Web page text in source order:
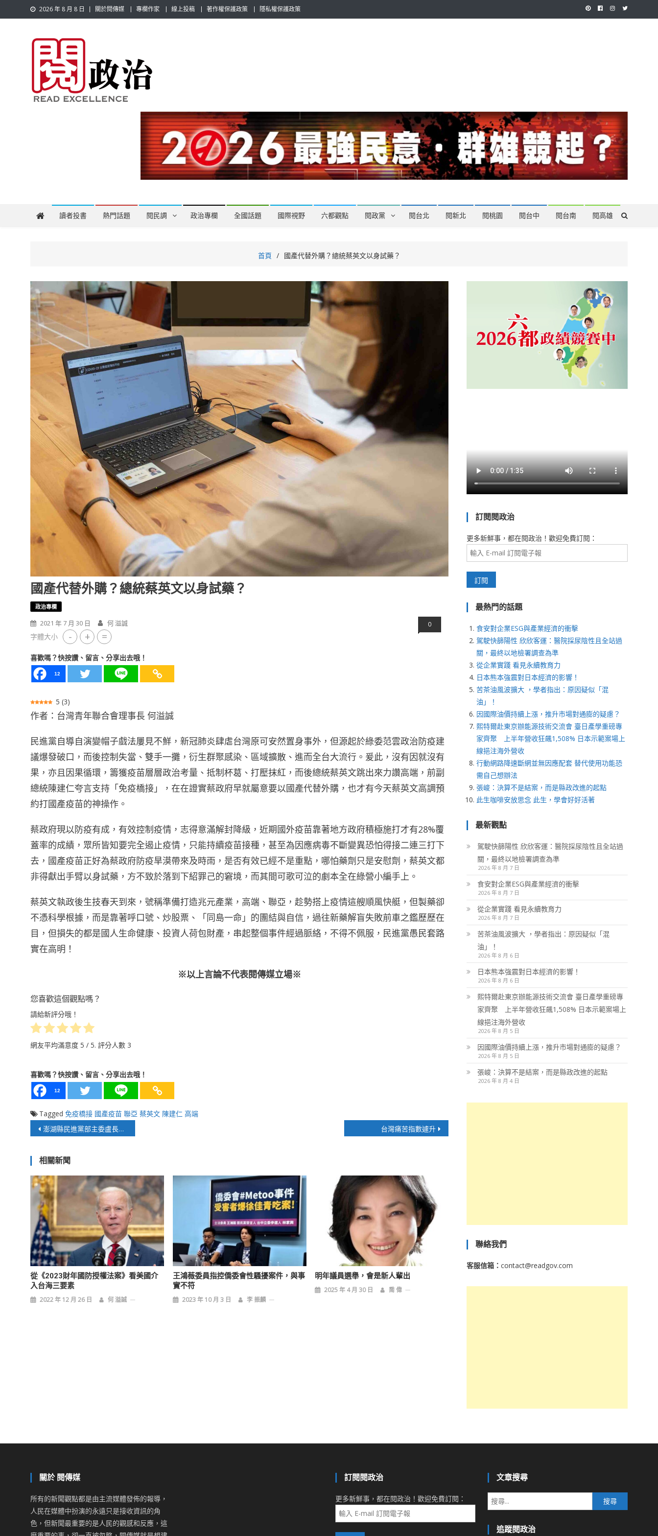
to
2026 年 8 月 8 日 關於閱傳媒 專欄作家 線上投稿 著作權保護政策 隱私權保護政策
閱政治 Read Gov News
讀者投書 熱門話題 閱民調 政治專欄 全國話題 國際視野 六都觀點 閱政黨 閱台北 閱新北 閱桃園 閱台中 閱台南 閱高雄
首頁 國產代替外購？總統蔡英文以身試藥？
國產代替外購？總統蔡英文以身試藥？
政治專欄
2021 年 7 月 30 日 何 溢誠 0
字體大小 - + =
喜歡嗎？快按讚、留言、分享出去哦！
12
5 (3)
作者：台灣青年聯合會理事長 何溢誠
民進黨自導自演變帽子戲法屢見不鮮，新冠肺炎肆虐台灣原可安然置身事外，但源起於綠委范雲政治防疫建
議爆發破口，而後控制失當、雙手一攤，衍生群聚感染、區域擴散、進而全台大流行。爰此，沒有因就沒有
果，亦且因果循環，籌獲疫苗層層政治考量、抵制杯葛、打壓抹紅，而後總統蔡英文跳出來力讚高端，前副
總統陳建仁夸言支持「免疫橋接」，在在證實蔡政府早就屬意要以國產代替外購，也才有今天蔡英文高調預
約打國產疫苗的神操作。
蔡政府現以防疫有成，有效控制疫情，志得意滿解封降級，近期國外疫苗靠著地方政府積極施打才有28%覆
蓋率的成績，眾所皆知要完全遏止疫情，只能持續疫苗接種，甚至為因應病毒不斷變異恐怕得接二連三打下
去，國產疫苗正好為蔡政府防疫旱漠帶來及時雨，是否有效已經不是重點，哪怕藥劑只是安慰劑，蔡英文都
非得獻出手臂以身試藥，方不致於落到下紹罪己的窘境，而其間可歌可泣的劇本全在綠營小編手上。
蔡英文執政後生技春天到來，號稱準備打造兆元產業，高端、聯亞，趁勢搭上疫情這艘順風快艇，但製藥卻
不憑科學根據，而是靠著呼口號、炒股票、「同島一命」的團結與自信，過往新藥解盲失敗前車之鑑歷歷在
目，但損失的都是國人生命健康、投資人荷包財產，串起整個事件經過脈絡，不得不佩服，民進黨愚民套路
實在高明！
※以上言論不代表閱傳媒立場※
您喜歡這個觀點嗎？
請給新評分哦！
網友平均滿意度 5 / 5. 評分人數 3
喜歡嗎？快按讚、留言、分享出去哦！
12
Tagged 免疫橋接 國產疫苗 聯亞 蔡英文 陳建仁 高端
文
導
覽
澎湖縣民進黨部主委盧長在為地方交通請命 台灣痛苦指數遽升
相關新聞
從《2023財年國防授權法案》看美國介
入台海三要素
2022 年 12 月 26 日 何 溢誠
王鴻薇委員指控僑委會性騷擾案件，與事
實不符
2023 年 10 月 3 日 李 振麟
明年議員選舉，會是新人輩出
2025 年 4 月 30 日 喬 偉
訂閱閱政治
更多新鮮事，都在閱政治！歡迎免費訂閱：
最熱門的話題
食安對企業ESG與產業經濟的衝擊
駕駛快篩陽性 欣欣客運：醫院採尿陰性且全站過
關，最終以地檢署調查為準
從企業實踐 看見永續教育力
日本熊本強震對日本經濟的影響！
苦茶油風波擴大 ，學者指出：原因疑似「混
油」！
因國際油價持續上漲，推升市場對通膨的疑慮？
熙特爾赴東京辦能源技術交流會 臺日產學重磅專
家齊聚 上半年營收狂飆1,508% 日本示範案場上
線挹注海外營收
行動網路降速斷網並無因應配套 替代使用功能恐
需自己想辦法
張峻：決算不是結案，而是縣政改進的起點
此生咖啡安放思念 此生，學會好好活著
最新觀點
駕駛快篩陽性 欣欣客運：醫院採尿陰性且全站過
關，最終以地檢署調查為準
2026 年 8 月 7 日
食安對企業ESG與產業經濟的衝擊
2026 年 8 月 7 日
從企業實踐 看見永續教育力
2026 年 8 月 7 日
苦茶油風波擴大 ，學者指出：原因疑似「混
油」！
2026 年 8 月 6 日
日本熊本強震對日本經濟的影響！
2026 年 8 月 6 日
熙特爾赴東京辦能源技術交流會 臺日產學重磅專
家齊聚 上半年營收狂飆1,508% 日本示範案場上
線挹注海外營收
2026 年 8 月 5 日
因國際油價持續上漲，推升市場對通膨的疑慮？
2026 年 8 月 5 日
張峻：決算不是結案，而是縣政改進的起點
2026 年 8 月 4 日
聯絡我們
客服信箱： contact@readgov.com
關於 閱傳媒
所有的新聞觀點都是由主流媒體發佈的報導，
人民在媒體中扮演的永遠只是接收資訊的角
色，但新聞最重要的是人民的觀感和反應，這
訂閱閱政治
更多新鮮事，都在閱政治！歡迎免費訂閱：
文章搜尋
尋
追蹤閱政治